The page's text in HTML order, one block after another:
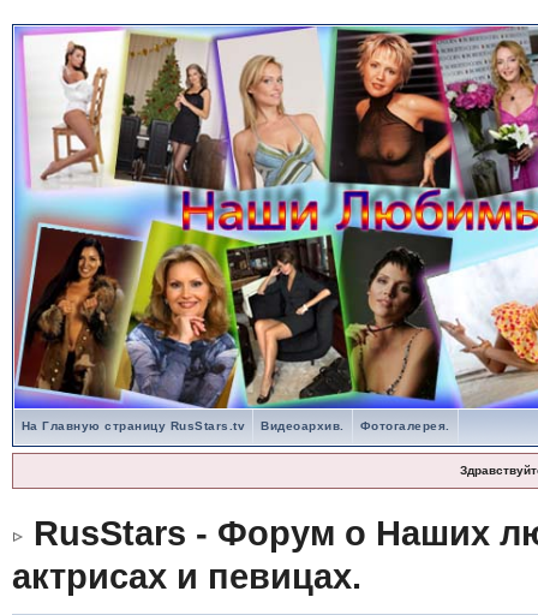
На Главную страницу RusStars.tv Видеоархив. Фотогалерея.
RusStars - Форум о Наших
актрисах и певицах.